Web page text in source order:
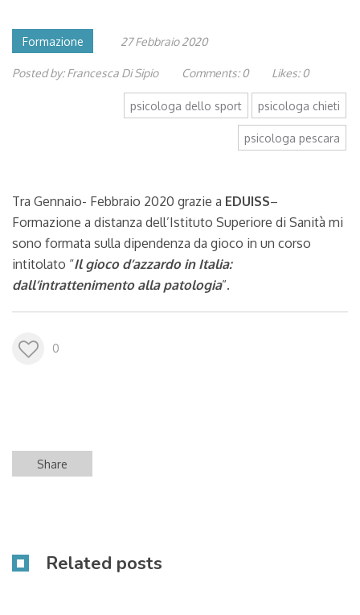
Formazione 27 Febbraio 2020
Posted by: Francesca Di Sipio Comments: 0 Likes: 0
psicologa chieti
psicologa dello sport
psicologa pescara
Tra Gennaio- Febbraio 2020 grazie a EDUISS–
Formazione a distanza dell’Istituto Superiore di Sanità mi
sono formata sulla dipendenza da gioco in un corso
intitolato “Il gioco d’azzardo in Italia:
dall’intrattenimento alla patologia”.
0
Share
Related posts